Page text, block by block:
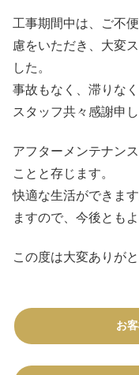
工事期間中は、ご不
慮をいただき、大変
した。
事故もなく、滞りな
スタッフ共々感謝申し
アフターメンテナン
ことと存じます。
快適な生活ができま
ますので、今後とも
この度は大変ありが
お